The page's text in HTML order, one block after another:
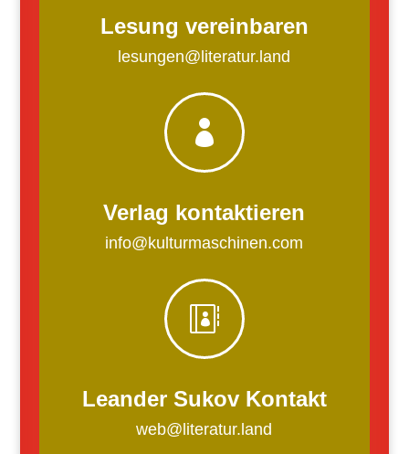
Lesung vereinbaren
lesungen@literatur.land

Verlag kontaktieren
info@kulturmaschinen.com

Leander Sukov Kontakt
web@literatur.land